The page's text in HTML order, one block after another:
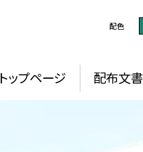
配色
トップページ 配布文書